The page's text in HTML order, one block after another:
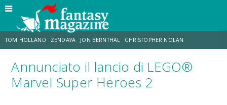
TOM HOLLAND ZENDAYA JON BERNTHAL CHRISTOPHER NOLAN
STRANIMONDI LUCCA COMICS & GAMES ODISSEA JACOB BATALON
Annunciato il lancio di LEGO®
Marvel Super Heroes 2